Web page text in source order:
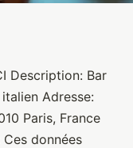
Description: Bar
Adresse:
Paris, France
données